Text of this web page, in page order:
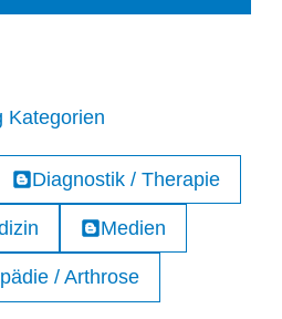
Kategorien
Diagnostik / Therapie
Medien
/ Arthrose